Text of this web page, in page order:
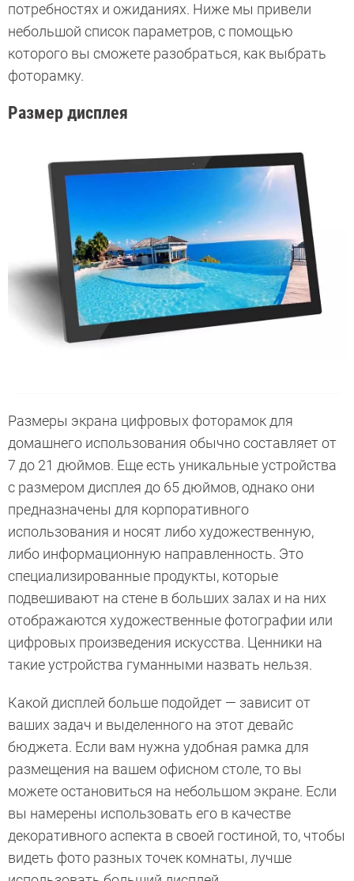
потребностях и ожиданиях. Ниже мы привели
небольшой список параметров, с помощью
которого вы сможете разобраться, как выбрать
фоторамку.
Размер дисплея
Размеры экрана цифровых фоторамок для
домашнего использования обычно составляет от
7 до 21 дюймов. Еще есть уникальные устройства
с размером дисплея до 65 дюймов, однако они
предназначены для корпоративного
использования и носят либо художественную,
либо информационную направленность. Это
специализированные продукты, которые
подвешивают на стене в больших залах и на них
отображаются художественные фотографии или
цифровых произведения искусства. Ценники на
такие устройства гуманными назвать нельзя.
Какой дисплей больше подойдет — зависит от
ваших задач и выделенного на этот девайс
бюджета. Если вам нужна удобная рамка для
размещения на вашем офисном столе, то вы
можете остановиться на небольшом экране. Если
вы намерены использовать его в качестве
декоративного аспекта в своей гостиной, то, чтобы
видеть фото разных точек комнаты, лучше